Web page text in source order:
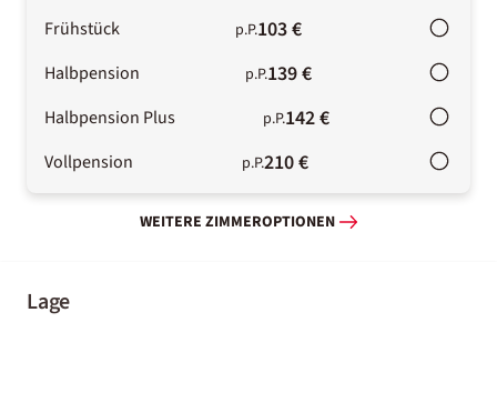
Frühstück p.P.103 €
Halbpension p.P.139 €
Halbpension Plus p.P.142 €
Vollpension p.P.210 €
WEITERE ZIMMEROPTIONEN
Lage